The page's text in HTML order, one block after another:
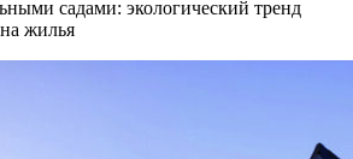
садами: экологический тренд
жилья